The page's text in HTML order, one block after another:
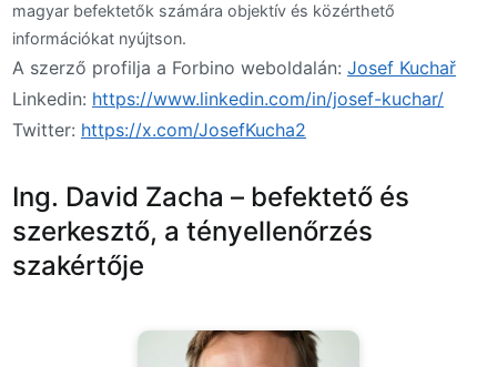
magyar befektetők számára objektív és közérthető
információkat nyújtson.
A szerző profilja a Forbino weboldalán: Josef Kuchař
Linkedin: https://www.linkedin.com/in/josef-kuchar/
Twitter: https://x.com/JosefKucha2
Ing. David Zacha – befektető és
szerkesztő, a tényellenőrzés
szakértője